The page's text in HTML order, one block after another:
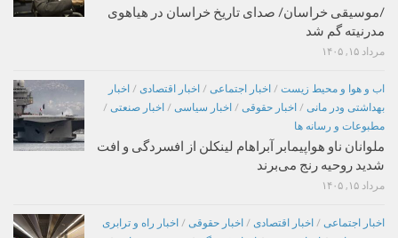
/موسیقی خراسان/ صدای تاریخ خراسان در هیاهوی
مدرنیته گم شد
مرداد ۱۵, ۱۴۰۵
اب و هوا و محیط زیست / اخبار اجتماعی / اخبار اقتصادی / اخبار
بهداشتی ودر مانی / اخبار حقوقی / اخبار سیاسی / اخبار صنعتی /
مطبوعات و رسانه ها
ملوانان ناو هواپیمابر آبراهام لینکلن از افسردگی و افت
شدید روحیه رنج می‌برند
مرداد ۱۵, ۱۴۰۵
اخبار اجتماعی / اخبار اقتصادی / اخبار حقوقی / اخبار راه و ترابری